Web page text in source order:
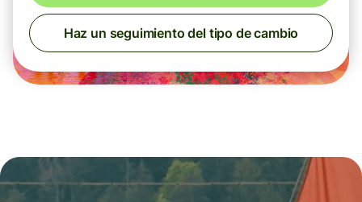
Haz un seguimiento del tipo de cambio